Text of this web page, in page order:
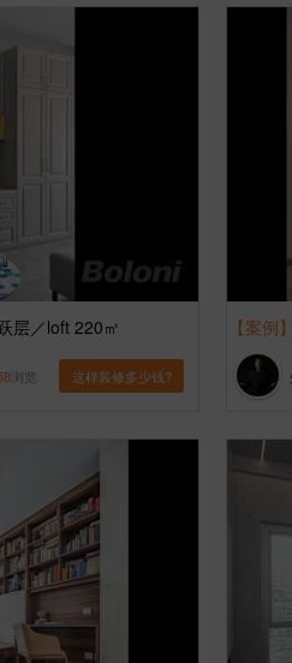
层／loft 220㎡
浏览 这样装修多少钱?
【案例